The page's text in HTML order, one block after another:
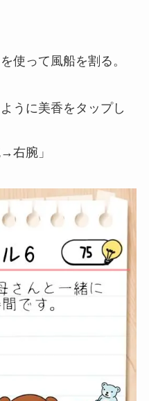
使って風船を割る。
うに美香をタップし
右腕」